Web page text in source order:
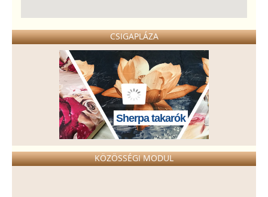
CSIGAPLÁZA
Sherpa takarók
KÖZÖSSÉGI MODUL